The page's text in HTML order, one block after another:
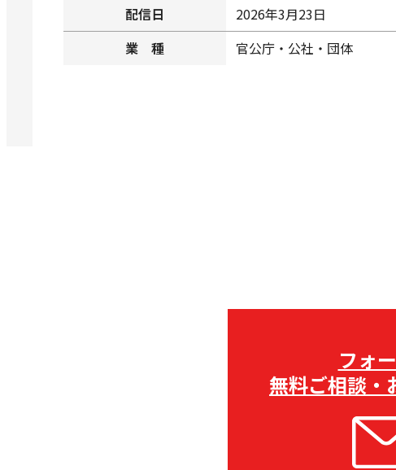
配信日
2026年3月23日
業
種 官公庁・公社・団体
フォ
無料ご相談・